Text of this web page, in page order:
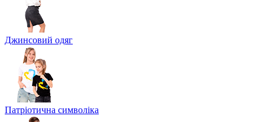
Джинсовий одяг
Патріотична символіка